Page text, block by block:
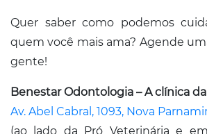
Quer saber como podemos
quem você mais ama? Agende
gente!
Benestar Odontologia – A clínica
Av. Abel Cabral, 1093, Nova
(ao lado da Pró Veterinária e